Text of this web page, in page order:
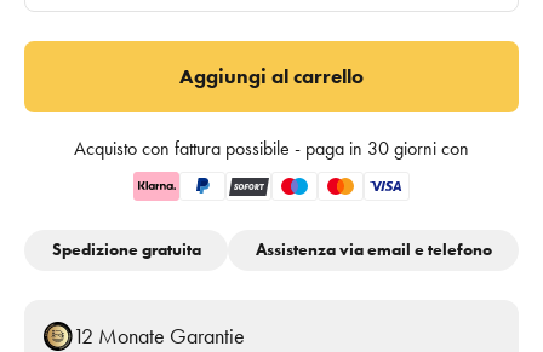
Aggiungi al carrello
Acquisto con fattura possibile - paga in 30 giorni con
Spedizione gratuita Assistenza viaemail etelefono
12 Monate Garantie